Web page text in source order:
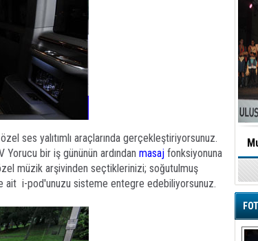
ses yalıtımlı araçlarında gerçekleştiriyorsunuz.
bir iş gününün ardından masaj fonksiyonuna
müzik arşivinden seçtiklerinizi; soğutulmuş
ait i-pod'unuzu sisteme entegre edebiliyorsunuz.